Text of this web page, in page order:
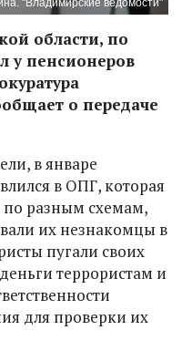
"Владимирские ведомости"
области, по
у пенсионеров
о передаче
в январе
в ОПГ, которая
по разным схемам,
их незнакомцы в
пугали своих
террористам и
для проверки их